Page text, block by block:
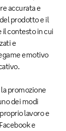
accurata e
prodotto e il
il contesto in cui
e
emotivo
promozione
dei modi
lavoro e
e